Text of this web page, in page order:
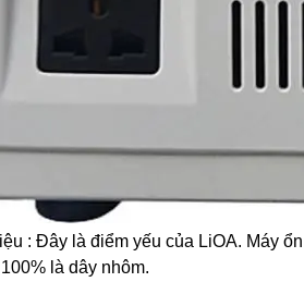
: Đây là điểm yếu của LiOA. Máy
là dây nhôm.